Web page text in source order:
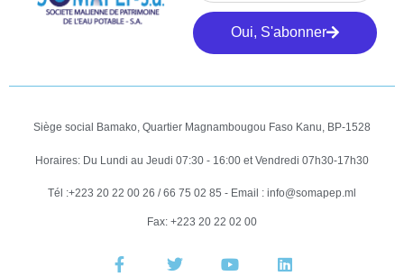
Oui, S'abonner
Siège social Bamako, Quartier Magnambougou Faso Kanu, BP-1528
Horaires: Du Lundi au Jeudi 07:30 - 16:00 et Vendredi 07h30-17h30
Tél :+223 20 22 00 26 / 66 75 02 85 - Email : info@somapep.ml
Fax: +223 20 22 02 00